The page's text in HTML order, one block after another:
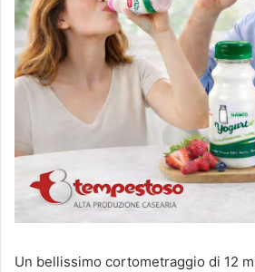
Un bellissimo cortometraggio di 12